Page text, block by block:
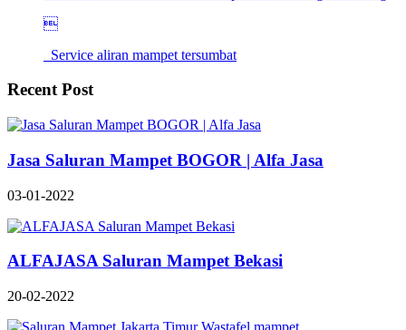

Service aliran mampet tersumbat
Recent Post
Jasa Saluran Mampet BOGOR | Alfa Jasa
03-01-2022
ALFAJASA Saluran Mampet Bekasi
20-02-2022